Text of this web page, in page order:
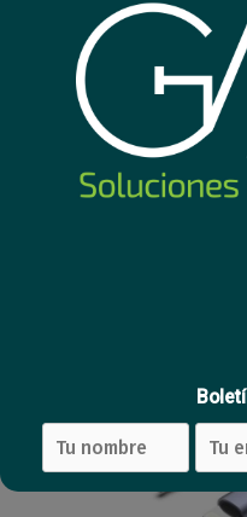
Cable DVI 24 pin macho
macho 1.8m
USD9,72